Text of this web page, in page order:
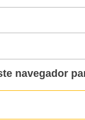
navegador